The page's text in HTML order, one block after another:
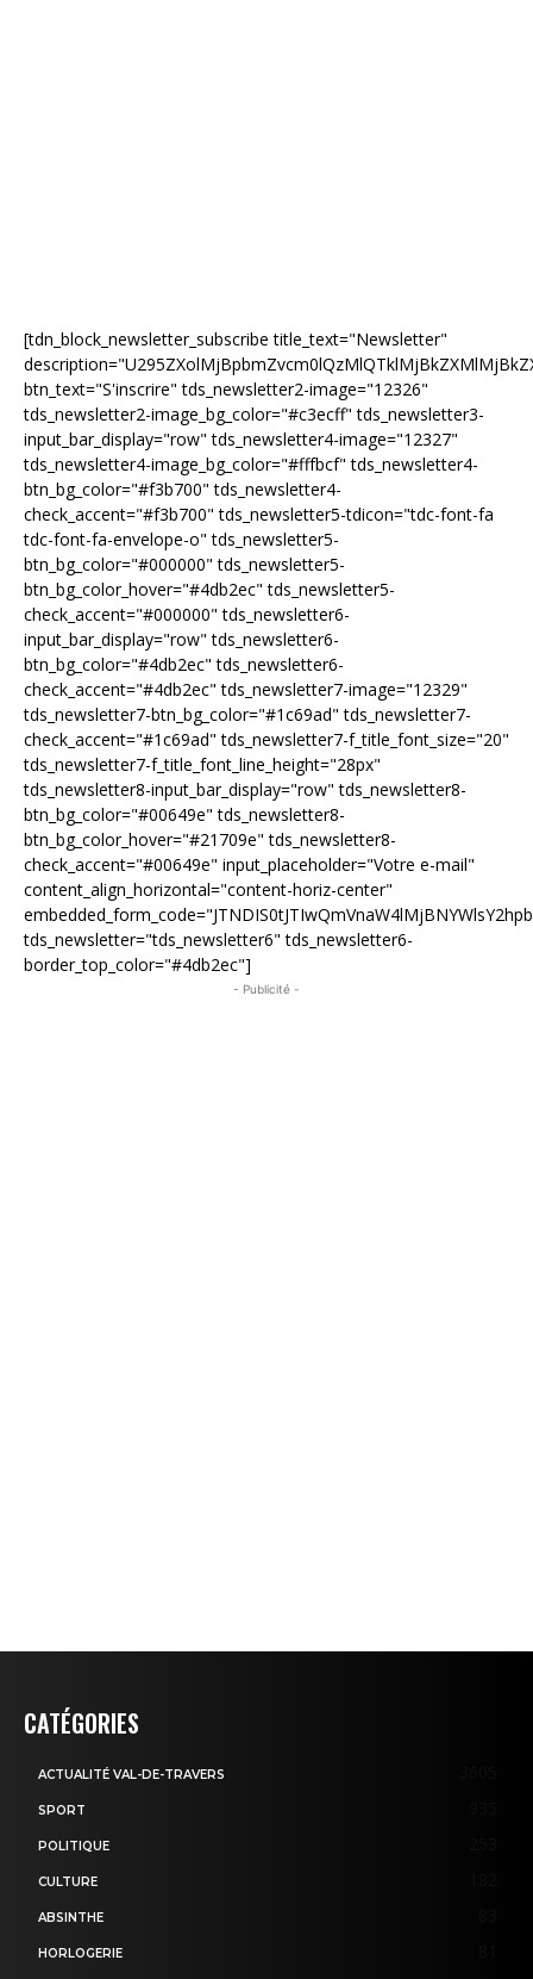
[tdn_block_newsletter_subscribe title_text="Newsletter"
btn_text="S'inscrire" tds_newsletter2-image="12326"
tds_newsletter2-image_bg_color="#c3ecff" tds_newsletter3-
input_bar_display="row" tds_newsletter4-image="12327"
tds_newsletter4-image_bg_color="#fffbcf" tds_newsletter4-
btn_bg_color="#f3b700" tds_newsletter4-
check_accent="#f3b700" tds_newsletter5-tdicon="tdc-font-fa
tdc-font-fa-envelope-o" tds_newsletter5-
btn_bg_color="#000000" tds_newsletter5-
btn_bg_color_hover="#4db2ec" tds_newsletter5-
check_accent="#000000" tds_newsletter6-
input_bar_display="row" tds_newsletter6-
btn_bg_color="#4db2ec" tds_newsletter6-
check_accent="#4db2ec" tds_newsletter7-image="12329"
tds_newsletter7-btn_bg_color="#1c69ad" tds_newsletter7-
check_accent="#1c69ad" tds_newsletter7-f_title_font_size="20"
tds_newsletter7-f_title_font_line_height="28px"
tds_newsletter8-input_bar_display="row" tds_newsletter8-
btn_bg_color="#00649e" tds_newsletter8-
btn_bg_color_hover="#21709e" tds_newsletter8-
check_accent="#00649e" input_placeholder="Votre e-mail"
content_align_horizontal="content-horiz-center"
tds_newsletter="tds_newsletter6" tds_newsletter6-
border_top_color="#4db2ec"]
- Publicité -
CATÉGORIES
ACTUALITÉ VAL-DE-TRAVERS
SPORT
POLITIQUE
CULTURE
ABSINTHE
HORLOGERIE